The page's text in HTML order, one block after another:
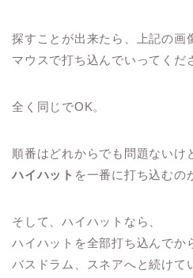
探すことが出来たら、上記の画
マウスで打ち込んでいってくだ
全く同じでOK。
順番はどれからでも問題ないけ
ハイハット を一番に打ち込むの
そして、ハイハットなら、
ハイハットを全部打ち込んでか
バスドラム、スネアへと続けて